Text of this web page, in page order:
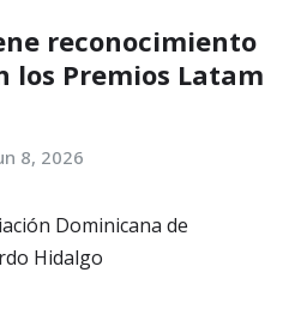
reconocimiento
los Premios Latam
8, 2026